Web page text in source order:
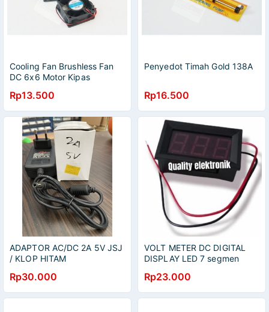
Cooling Fan Brushless Fan
DC 6x6 Motor Kipas
Rp13.500
Penyedot Timah Gold 138A
Rp16.500
ADAPTOR AC/DC 2A 5V JSJ
/ KLOP HITAM
Rp30.000
VOLT METER DC DIGITAL
DISPLAY LED 7 segmen
Rp23.000